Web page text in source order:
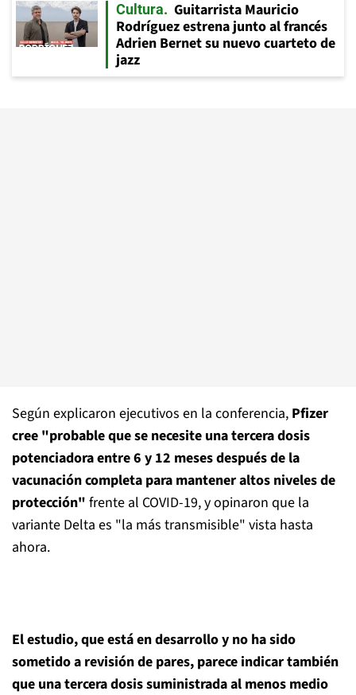
Cultura
Guitarrista Mauricio
Rodríguez estrena junto al francés
Adrien Bernet su nuevo cuarteto de
jazz
Según explicaron ejecutivos en la conferencia, Pfizer
cree "probable que se necesite una tercera dosis
potenciadora entre 6 y 12 meses después de la
vacunación completa para mantener altos niveles de
protección" frente al COVID-19, y opinaron que la
variante Delta es "la más transmisible" vista hasta
ahora.
El estudio, que está en desarrollo y no ha sido
sometido a revisión de pares, parece indicar también
que una tercera dosis suministrada al menos medio